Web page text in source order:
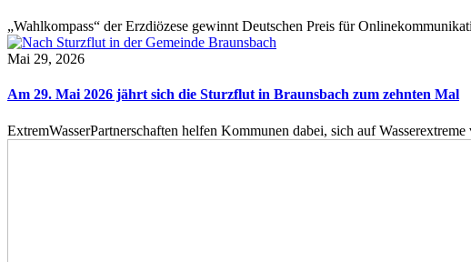
„Wahlkompass“ der Erzdiözese gewinnt Deutschen Preis für
Mai 29, 2026
Am 29. Mai 2026 jährt sich die Sturzflut in Braunsbach zum zehnten Mal
ExtremWasserPartnerschaften helfen Kommunen dabei, sich auf